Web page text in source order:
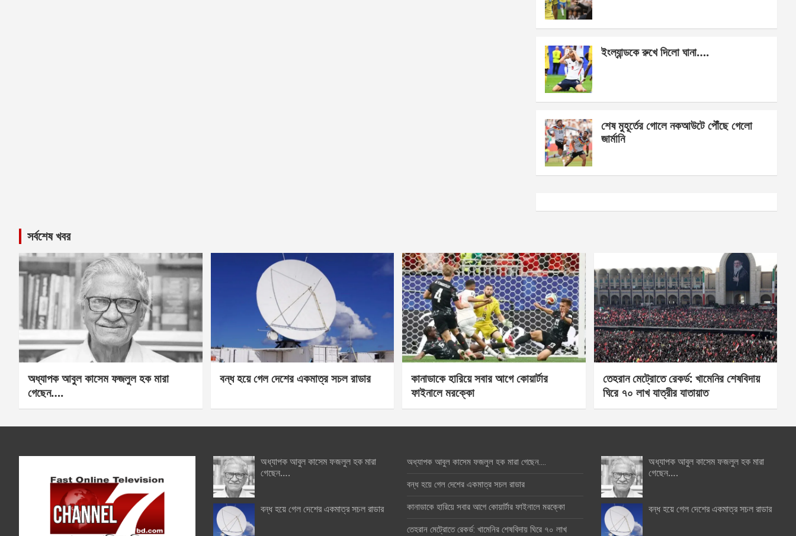
ইংল্যান্ডকে রুখে দিলো ঘানা….
শেষ মুহূর্তের গোলে নকআউটে পৌঁছে গেলো
জার্মানি
সর্বশেষ খবর
অধ্যাপক আবুল কাসেম ফজলুল হক মারা
গেছেন….
বন্ধ হয়ে গেল দেশের একমাত্র সচল রাডার
কানাডাকে হারিয়ে সবার আগে কোয়ার্টার
ফাইনালে মরক্কো
তেহরান মেট্রোতে রেকর্ড: খামেনির শেষবিদায়
ঘিরে ৭০ লাখ যাত্রীর যাতায়াত
অধ্যাপক আবুল কাসেম ফজলুল হক মারা
গেছেন….
বন্ধ হয়ে গেল দেশের একমাত্র সচল রাডার
অধ্যাপক আবুল কাসেম ফজলুল হক মারা গেছেন….
বন্ধ হয়ে গেল দেশের একমাত্র সচল রাডার
কানাডাকে হারিয়ে সবার আগে কোয়ার্টার ফাইনালে মরক্কো
তেহরান মেট্রোতে রেকর্ড: খামেনির শেষবিদায় ঘিরে ৭০ লাখ
অধ্যাপক আবুল কাসেম ফজলুল হক মারা
গেছেন….
বন্ধ হয়ে গেল দেশের একমাত্র সচল রাডার